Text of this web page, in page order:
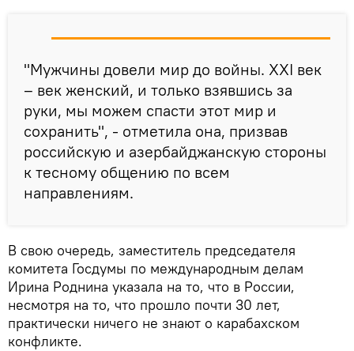
"Мужчины довели мир до войны. XXI век
– век женский, и только взявшись за
руки, мы можем спасти этот мир и
сохранить", - отметила она, призвав
российскую и азербайджанскую стороны
к тесному общению по всем
направлениям.
В свою очередь, заместитель председателя
комитета Госдумы по международным делам
Ирина Роднина указала на то, что в России,
несмотря на то, что прошло почти 30 лет,
практически ничего не знают о карабахском
конфликте.